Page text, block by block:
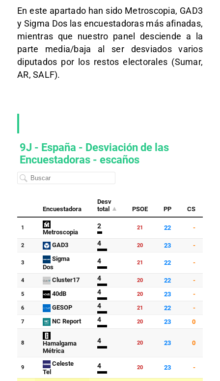
En este apartado han sido Metroscopia, GAD3
y Sigma Dos las encuestadoras más afinadas,
mientras que nuestro panel desciende a la
parte media/baja al ser desviados varios
diputados por los restos electorales (Sumar,
AR, SALF).